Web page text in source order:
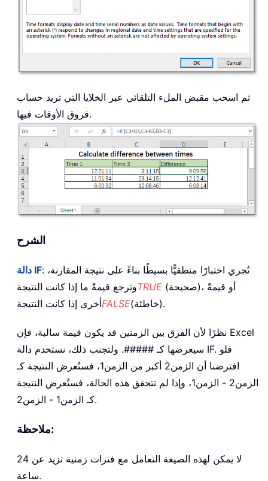
ثم اسحب مقبض الملء التلقائي عبر الخلايا التي تريد حساب
فروق الأوقات فيها.
الشرح
دالة IF: تُجري اختبارًا منطقيًّا بسيطًا بناءً على نتيجة المقارنة،
وترجع قيمةً ما إذا كانت النتيجةTRUE (صحيحة)، أو قيمةً
أخرى إذا كانت النتيجةFALSE (خاطئة).
نظرًا لأن الفرق بين الزمنين قد يكون قيمة سالبة، فإن Excel
سيعرضها كـ #####. ولتجنب ذلك، نستخدم دالة IF. فلو
افترضنا أن الزمن2 أكبر من الزمن1، فستُعرض النتيجة كـ
الزمن2 - الزمن1، وإذا لم تتحقق هذه الحالة، فستُعرض النتيجة
كـ الزمن1 - الزمن2.
ملاحظة:
لا يمكن لهذه الصيغة التعامل مع فترات زمنية تزيد عن 24
ساعة.